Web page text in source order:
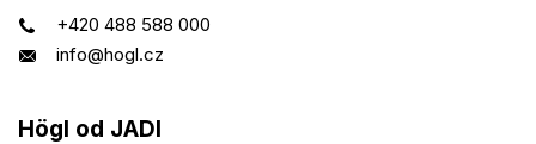
+420 488 588 000
info@hogl.cz
Högl od JADI